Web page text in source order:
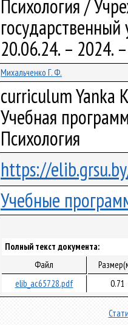
Психология /
20.06.24. –
Михальченко Г. Ф.
curriculum Yanka
Учебная
Психология
https://
Учебные
Полный текст документа:
Файл
elib_ac65728.pdf
0.71